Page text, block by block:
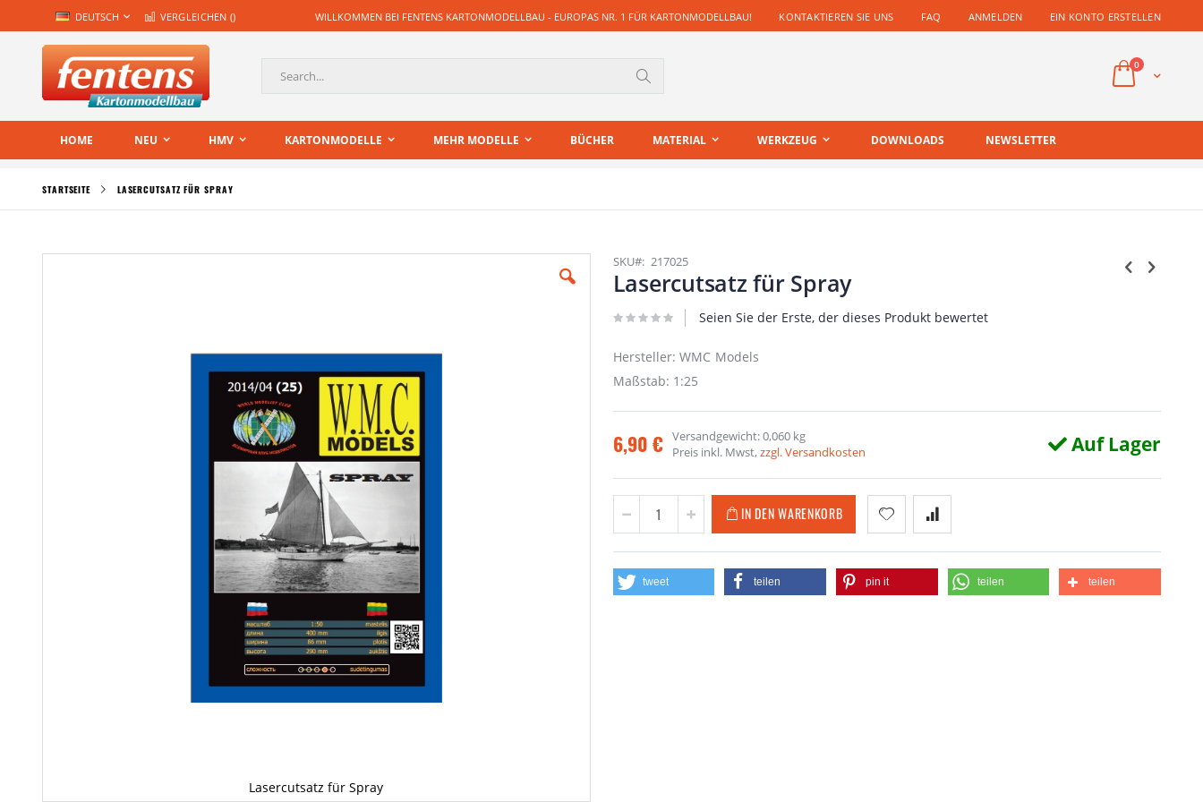
Zum
Inhalt
springen
SPRACHEDEUTSCH WILLKOMMEN BEI FENTENS KARTONMODELLBAU - EUROPAS NR. 1 FÜR KARTONMODELLBAU! KONTAKTIEREN SIE UNS
VERGLEICHEN () FAQ ANMELDEN EIN KONTO ERSTELLEN
Cart
0Artikel
HOME NEU HMV KARTONMODELLE MEHR MODELLE BÜCHER MATERIAL WERKZEUG DOWNLOADS NEWSLETTER
STARTSEITE LASERCUTSATZ FÜR SPRAY
Lasercutsatz für Spray
SKU 217025
Lasercutsatz für Spray
Seien Sie der Erste, der dieses Produkt bewertet
Hersteller: WMC Models
Maßstab: 1:25
6,90 € Versandgewicht: 0,060 kg
Preis inkl. Mwst,zzgl. Versandkosten Auf Lager
IN DEN WARENKORB
tweet teilen pin it teilen teilen